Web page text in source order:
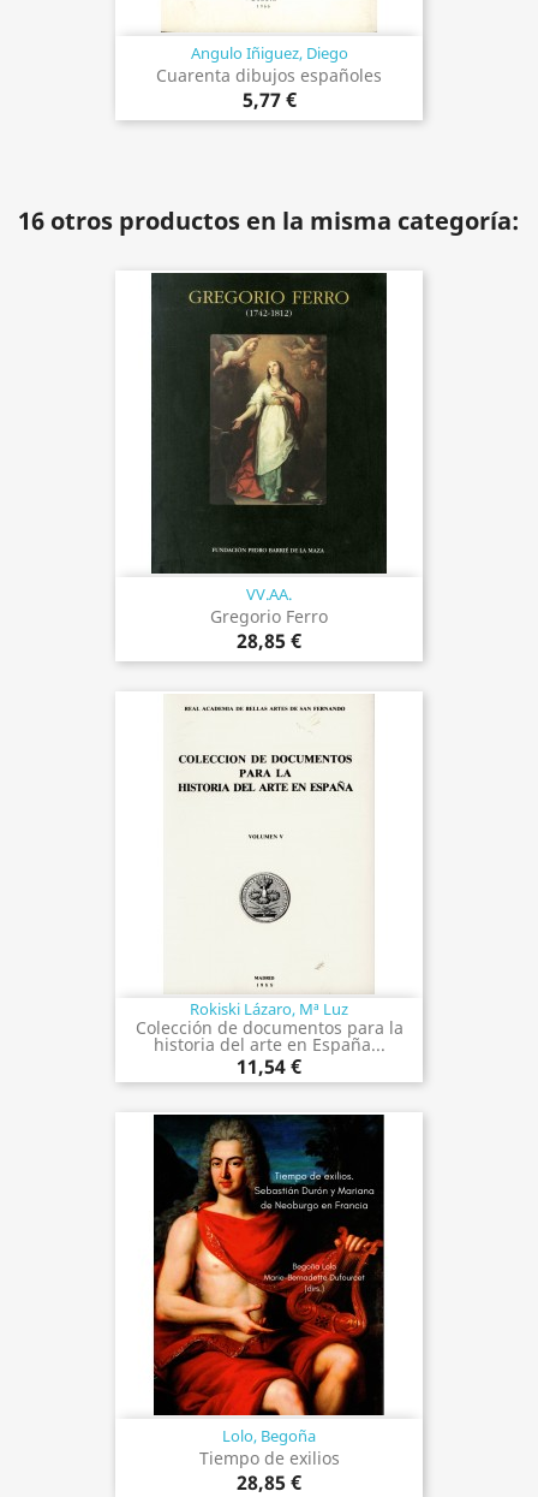
Angulo Iñiguez, Diego
Cuarenta dibujos españoles
5,77 €
16 otros productos en la misma categoría:
VV.AA.
Gregorio Ferro
28,85 €
Rokiski Lázaro, Mª Luz
Colección de documentos para la
historia del arte en España...
11,54 €
Lolo, Begoña
Tiempo de exilios
28,85 €